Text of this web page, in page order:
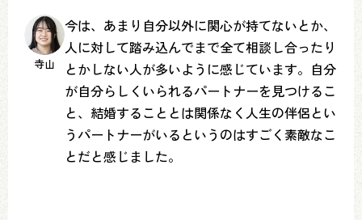
寺山
今は、あまり自分以外に関心が持てないとか、
人に対して踏み込んでまで全て相談し合ったり
とかしない人が多いように感じています。自分
が自分らしくいられるパートナーを見つけるこ
と、結婚することとは関係なく人生の伴侶とい
うパートナーがいるというのはすごく素敵なこ
とだと感じました。